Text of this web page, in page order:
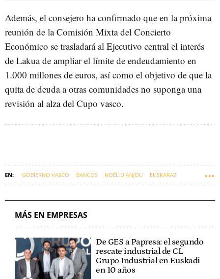
Además, el consejero ha confirmado que en la próxima
reunión de la Comisión Mixta del Concierto
Económico se trasladará al Ejecutivo central el interés
de Lakua de ampliar el límite de endeudamiento en
1.000 millones de euros, así como el objetivo de que la
quita de deuda a otras comunidades no suponga una
revisión al alza del Cupo vasco.
GOBIERNO VASCO BANCOS NOËL D´ANJOU EUSKARAZ
MÁS EN EMPRESAS
De GES a Papresa: el segundo
rescate industrial de CL
Grupo Industrial en Euskadi
en 10 años